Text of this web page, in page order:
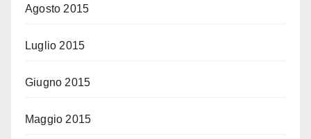
Agosto 2015
Luglio 2015
Giugno 2015
Maggio 2015